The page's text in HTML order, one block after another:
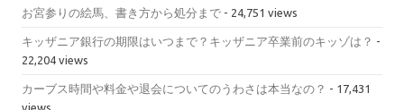
お宮参りの絵馬、書き方から処分まで - 24,751 views
キッザニア銀行の期限はいつまで？キッザニア卒業前のキッゾは？ -
22,204 views
カーブス時間や料金や退会についてのうわさは本当なの？ - 17,431
views